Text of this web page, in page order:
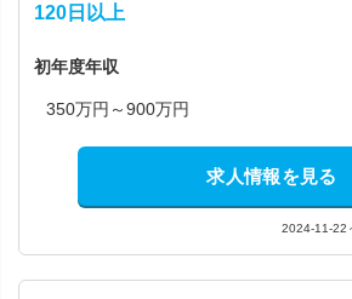
120日以上
初年度年収
350万円～900万円
求人情報を見る
2024-11-22